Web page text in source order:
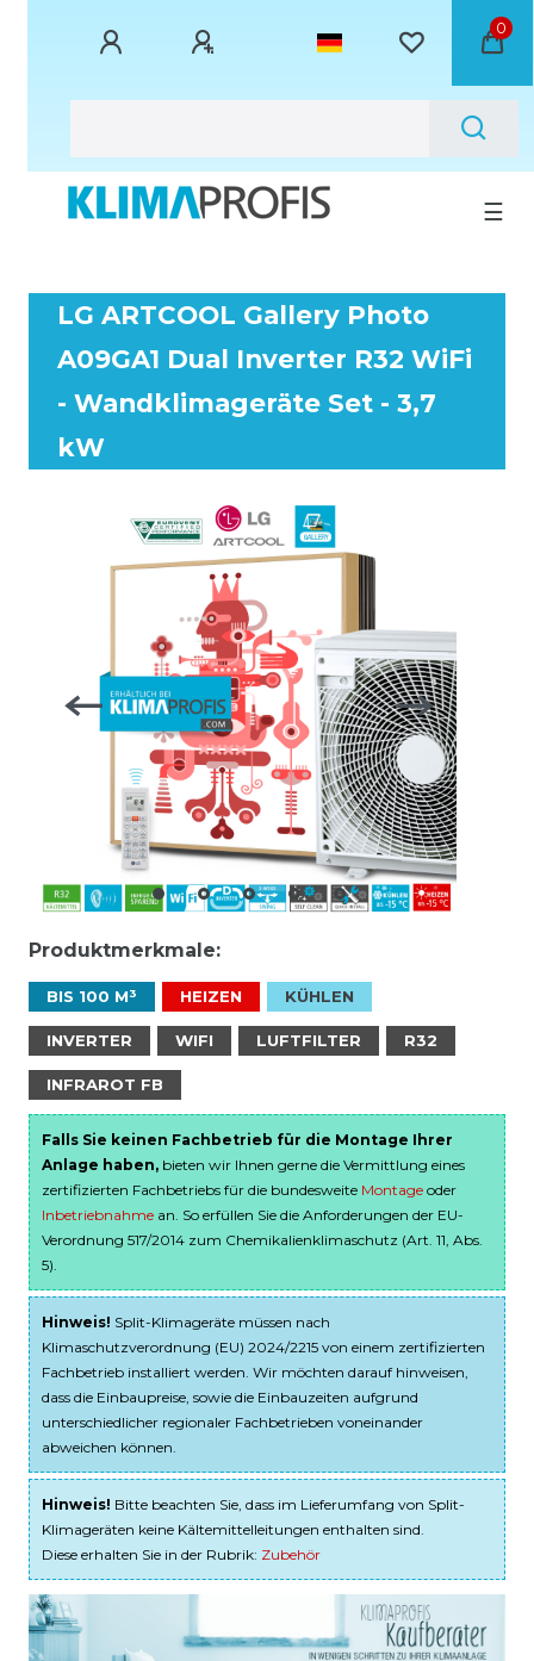
0
☰
LG ARTCOOL Gallery Photo
A09GA1 Dual Inverter R32 WiFi
- Wandklimageräte Set - 3,7
kW
Produktmerkmale:
BIS 100 M³ HEIZEN KÜHLEN
INVERTER WIFI LUFTFILTER R32
INFRAROT FB
Falls Sie keinen Fachbetrieb für die Montage Ihrer
Anlage haben, bieten wir Ihnen gerne die Vermittlung eines
zertifizierten Fachbetriebs für die bundesweite Montage oder
Inbetriebnahme an. So erfüllen Sie die Anforderungen der EU-
Verordnung 517/2014 zum Chemikalienklimaschutz (Art. 11, Abs.
5).
Hinweis! Split-Klimageräte müssen nach
Klimaschutzverordnung (EU) 2024/2215 von einem zertifizierten
Fachbetrieb installiert werden. Wir möchten darauf hinweisen,
dass die Einbaupreise, sowie die Einbauzeiten aufgrund
unterschiedlicher regionaler Fachbetrieben voneinander
abweichen können.
Hinweis! Bitte beachten Sie, dass im Lieferumfang von Split-
Klimageräten keine Kältemittelleitungen enthalten sind.
Diese erhalten Sie in der Rubrik: Zubehör